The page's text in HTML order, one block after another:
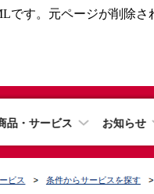
です。元ページが削除さ